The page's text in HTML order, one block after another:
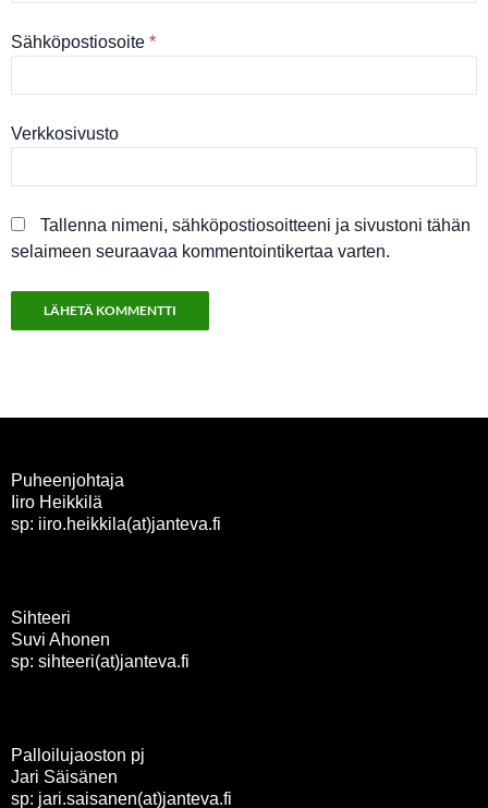
Sähköpostiosoite *
Verkkosivusto
Tallenna nimeni, sähköpostiosoitteeni ja sivustoni tähän
selaimeen seuraavaa kommentointikertaa varten.
Puheenjohtaja
Iiro Heikkilä
sp: iiro.heikkila(at)janteva.fi
Sihteeri
Suvi Ahonen
sp: sihteeri(at)janteva.fi
Palloilujaoston pj
Jari Säisänen
sp: jari.saisanen(at)janteva.fi